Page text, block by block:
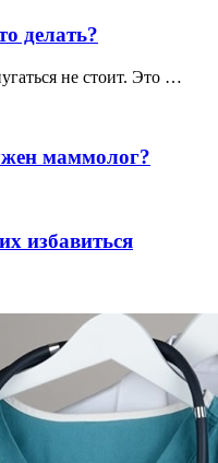
делать?
не стоит. Это …
маммолог?
избавиться